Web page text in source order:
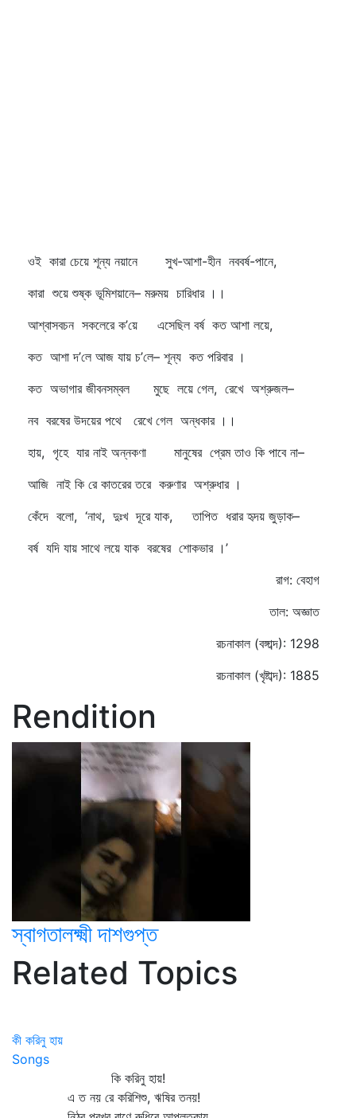
ওই কারা চেয়ে শূন্য নয়ানে সুখ-আশা-হীন নববর্ষ-পানে,
কারা শুয়ে শুষ্ক ভূমিশয়ানে– মরুময় চারিধার ।।
আশ্বাসবচন সকলেরে ক’য়ে এসেছিল বর্ষ কত আশা লয়ে,
কত আশা দ’লে আজ যায় চ’লে– শূন্য কত পরিবার ।
কত অভাগার জীবনসম্বল মুছে লয়ে গেল, রেখে অশ্রুজল–
নব বরষের উদয়ের পথে রেখে গেল অন্ধকার ।।
হায়, গৃহে যার নাই অন্নকণা মানুষের প্রেম তাও কি পাবে না–
আজি নাই কি রে কাতরের তরে করুণার অশ্রুধার ।
কেঁদে বলো, ‘নাথ, দুঃখ দূরে যাক, তাপিত ধরার হৃদয় জুড়াক–
বর্ষ যদি যায় সাথে লয়ে যাক বরষের শোকভার ।’
রাগ: বেহাগ
তাল: অজ্ঞাত
রচনাকাল (বঙ্গাব্দ): 1298
রচনাকাল (খৃষ্টাব্দ): 1885
Rendition
স্বাগতালক্ষ্মী দাশগুপ্ত
Related Topics
কী করিনু হায়
Songs
কি করিনু হায়!
এ ত নয় রে করিশিশু, ঋষির তনয়!